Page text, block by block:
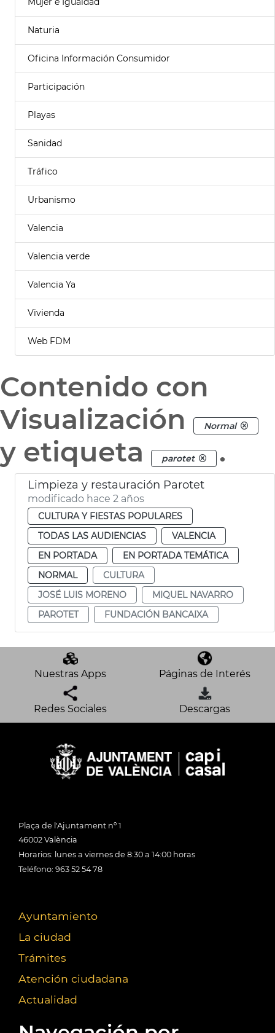
Naturia
Oficina Información Consumidor
Participación
Playas
Sanidad
Tráfico
Urbanismo
Valencia
Valencia verde
Valencia Ya
Vivienda
Web FDM
Contenido con
Visualización
Normal
y etiqueta parotet .
Limpieza y restauración Parotet
modificado hace 2 años
CULTURA Y FIESTAS POPULARES
TODAS LAS AUDIENCIAS
VALENCIA
EN PORTADA
EN PORTADA TEMÁTICA
NORMAL
CULTURA
JOSÉ LUIS MORENO
MIQUEL NAVARRO
PAROTET
FUNDACIÓN BANCAIXA
Nuestras Apps Páginas de Interés
Redes Sociales Descargas
Plaça de l'Ajuntament nº 1
46002 València
Horarios: lunes a viernes de 8:30 a 14:00 horas
Teléfono: 963 52 54 78
Ayuntamiento
La ciudad
Trámites
Atención ciudadana
Actualidad